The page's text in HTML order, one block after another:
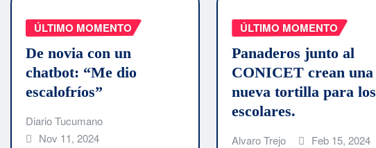
ÚLTIMO MOMENTO
De novia con un
chatbot: “Me dio
escalofríos”
Diario Tucumano
Nov 11, 2024
ÚLTIMO MOMENTO
Panaderos junto al
CONICET crean una
nueva tortilla para los
escolares.
Alvaro Trejo Feb 15, 2024